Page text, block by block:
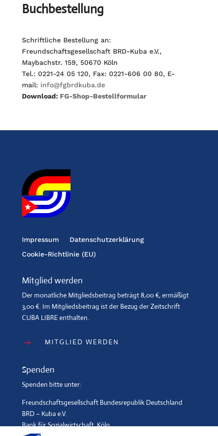
Buchbestellung
Schriftliche Bestellung an:
Freundschaftsgesellschaft BRD-Kuba e.V.,
Maybachstr. 159, 50670 Köln
Tel.: 0221-24 05 120, Fax: 0221-606 00 80, E-
mail: info@fgbrdkuba.de
Download: FG-Shop-Bestellformular
Impressum
Datenschutzerklärung
Cookie-Richtlinie (EU)
Mitglied werden
Der monatliche Mitgliedsbeitrag beträgt 8,00 €, ermäßigt
3,00 €. Im Mitgliedsbeitrag ist der Bezug der Zeitschrift
CUBA LIBRE enthalten.
$ MITGLIED WERDEN
Spenden
Spenden bitte unter:
Freundschaftsgesellschaft Bundesrepublik Deutschland
BRD – Kuba e.V.
Bank für Sozialwirtschaft, Köln